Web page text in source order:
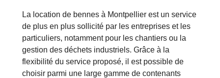
La location de bennes à Montpellier est un service
de plus en plus sollicité par les entreprises et les
particuliers, notamment pour les chantiers ou la
gestion des déchets industriels. Grâce à la
flexibilité du service proposé, il est possible de
choisir parmi une large gamme de contenants